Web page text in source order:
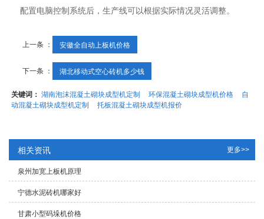
配置电脑控制系统后，生产线可以根据实际情况灵活调整。
上一条 ： 安徽全自动上板机价格
下一条 ： 湖北移动式空心砖机多少钱
关键词：湖南泡沫混凝土砌块成型机定制 环保混凝土砌块成型机价格
自
动混凝土砌块成型机定制
托板混凝土砌块成型机报价
相关资讯 更多>>
泉州加宽上板机原理
宁德水泥砖机哪家好
甘肃小型码垛机价格